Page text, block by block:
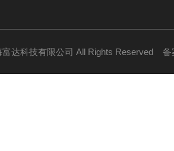
富达科技有限公司 All Rights Reserved 备